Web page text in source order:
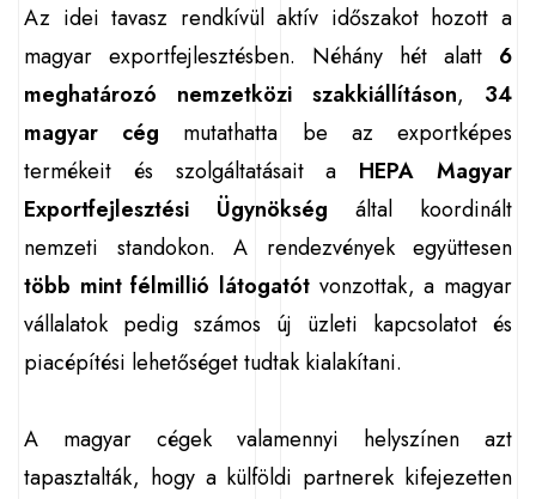
Az idei tavasz rendkívül aktív időszakot hozott a
magyar exportfejlesztésben. Néhány hét alatt 6
meghatározó nemzetközi szakkiállításon, 34
magyar cég mutathatta be az exportképes
termékeit és szolgáltatásait a HEPA Magyar
Exportfejlesztési Ügynökség által koordinált
nemzeti standokon. A rendezvények együttesen
több mint félmillió látogatót vonzottak, a magyar
vállalatok pedig számos új üzleti kapcsolatot és
piacépítési lehetőséget tudtak kialakítani.
A magyar cégek valamennyi helyszínen azt
tapasztalták, hogy a külföldi partnerek kifejezetten